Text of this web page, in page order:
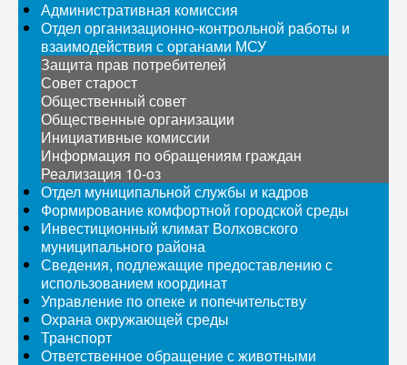
Административная комиссия
Отдел организационно-контрольной работы и
взаимодействия с органами МСУ
Защита прав потребителей
Совет старост
Общественный совет
Общественные организации
Инициативные комиссии
Информация по обращениям граждан
Реализация 10-оз
Отдел муниципальной службы и кадров
Формирование комфортной городской среды
Инвестиционный климат Волховского
муниципального района
Сведения, подлежащие предоставлению с
использованием координат
Управление по опеке и попечительству
Охрана окружающей среды
Транспорт
Ответственное обращение с животными